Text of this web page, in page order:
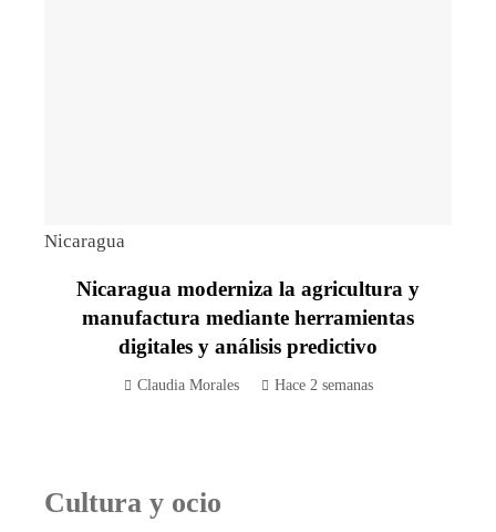
Nicaragua
Nicaragua moderniza la agricultura y
manufactura mediante herramientas
digitales y análisis predictivo
Claudia Morales Hace 2 semanas
Cultura y ocio